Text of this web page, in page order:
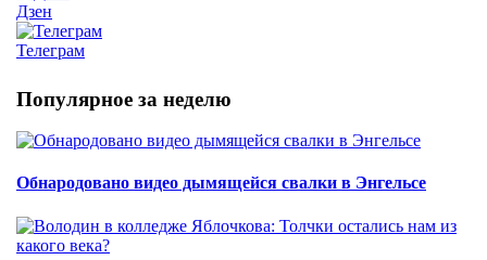
Дзен
Телеграм
Популярное за неделю
Обнародовано видео дымящейся свалки в Энгельсе